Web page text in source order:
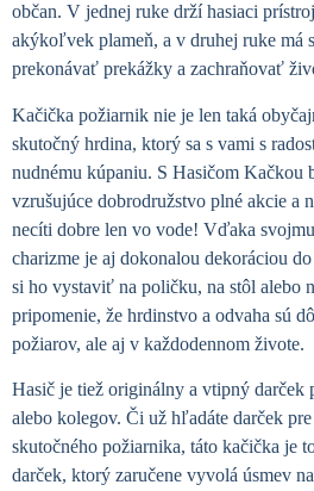
občan. V jednej ruke drží hasiaci
akýkoľvek plameň, a v druhej ruke má
prekonávať prekážky a zachraňovať
Kačička požiarnik nie je len taká
skutočný hrdina, ktorý sa s vami s
nudnému kúpaniu. S Hasičom Kačkou
vzrušujúce dobrodružstvo plné akcie a
necíti dobre len vo vode! Vďaka
charizme je aj dokonalou dekoráciou
si ho vystaviť na poličku, na stôl alebo
pripomenie, že hrdinstvo a odvaha sú
požiarov, ale aj v každodennom živote.
Hasič je tiež originálny a vtipný darček
alebo kolegov. Či už hľadáte darček
skutočného požiarnika, táto kačička je
darček, ktorý zaručene vyvolá úsmev